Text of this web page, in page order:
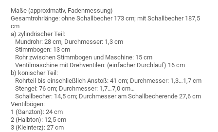
Maße (approximativ, Fadenmessung)
Gesamtrohrlänge: ohne Schallbecher 173 cm; mit Schallbecher 187,5
cm
a) zylindrischer Teil:
Mundrohr: 28 cm, Durchmesser: 1,3 cm
Stimmbogen: 13 cm
Rohr zwischen Stimmbogen und Maschine: 15 cm
Ventilmaschine mit Drehventilen: (einfacher Durchlauf) 16 cm
b) konischer Teil:
Rohrteil bis einschließlich Anstoß: 41 cm; Durchmesser: 1,3…1,7 cm
Stengel: 76 cm; Durchmesser: 1,7…7,0 cm…
Schallbecher: 14,5 cm; Durchmesser am Schallbecherende 27,6 cm
Ventilbögen:
1 (Ganzton): 24 cm
2 (Halbton): 12,5 cm
3 (Kleinterz): 27 cm